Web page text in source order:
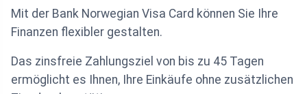
Mit der Bank Norwegian Visa Card können Sie Ihre
Finanzen flexibler gestalten.
Das zinsfreie Zahlungsziel von bis zu 45 Tagen
ermöglicht es Ihnen, Ihre Einkäufe ohne zusätzlichen